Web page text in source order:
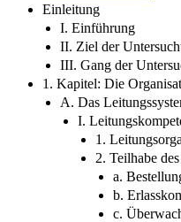
Einleitung
I. Einführung
II. Ziel der
III. Gang der
1. Kapitel: Die
A. Das
I.
1.
2. Teilhabe
a.
b.
c.